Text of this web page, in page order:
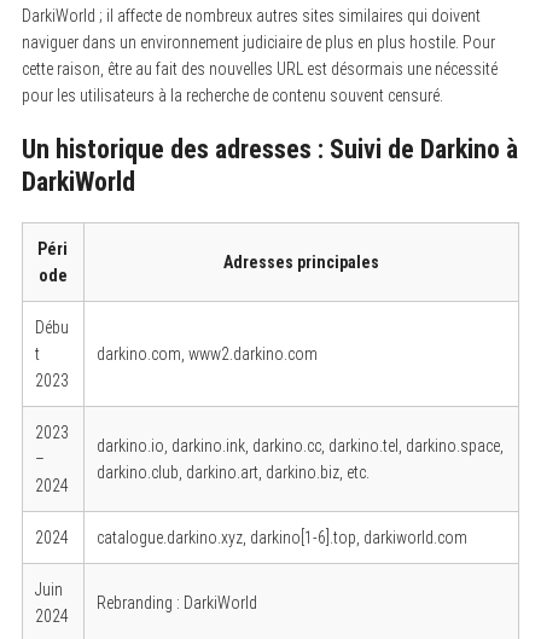
DarkiWorld ; il affecte de nombreux autres sites similaires qui doivent
naviguer dans un environnement judiciaire de plus en plus hostile. Pour
cette raison, être au fait des nouvelles URL est désormais une nécessité
pour les utilisateurs à la recherche de contenu souvent censuré.
Un historique des adresses : Suivi de Darkino à
DarkiWorld
Péri
ode
Adresses principales
Débu
t
2023
darkino.com, www2.darkino.com
2023
–
2024
darkino.io, darkino.ink, darkino.cc, darkino.tel, darkino.space,
darkino.club, darkino.art, darkino.biz, etc.
2024 catalogue.darkino.xyz, darkino[1-6].top, darkiworld.com
Juin
2024
Rebranding : DarkiWorld